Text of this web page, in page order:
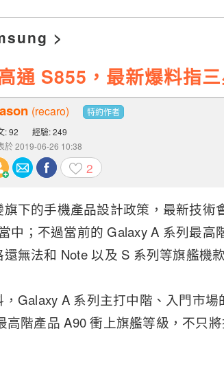
>
通 S855，最新爆料指
(recaro)
特約作者
: 92
經驗: 249
於 2019-06-26 10:38
2
下的手機產品設計政策，最新技術
中；不過當前的 Galaxy A 系列最
無法和 Note 以及 S 系列等旗艦機
Galaxy A 系列主打中階、入門市
高階產品 A90 衝上旗艦等級，不只